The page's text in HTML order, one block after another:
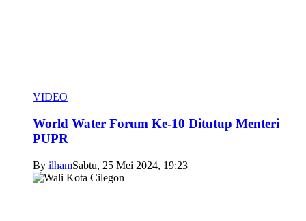
VIDEO
World Water Forum Ke-10 Ditutup Menteri
PUPR
By ilhamSabtu, 25 Mei 2024, 19:23